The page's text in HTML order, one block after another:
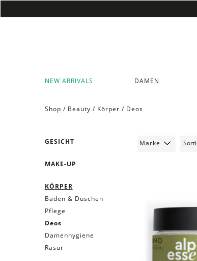
NEW ARRIVALS DAMEN
Shop / Beauty / Körper / Deos
GESICHT
MAKE-UP
KÖRPER
Baden & Duschen
Pflege
Deos
Damenhygiene
Rasur
Marke